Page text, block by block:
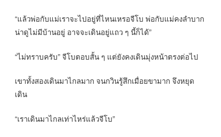
“แล้วพ่อกับแม่เราจะไปอยู่ที่ไหนเหรอจีโบ พ่อกับแม่คงลำบาก
น่าดูไม่มีบ้านอยู่ อาจจะเดินอยู่แถว ๆ นี้ก็ได้”
“ไม่ทราบครับ” จีโบตอบสั้น ๆ แต่ยังคงเดินมุ่งหน้าตรงต่อไป
เขาทั้งสองเดินมาไกลมาก จนกวินรู้สึกเมื่อยขามาก จึงหยุด
เดิน
“เราเดินมาไกลเท่าไหร่แล้วจีโบ”